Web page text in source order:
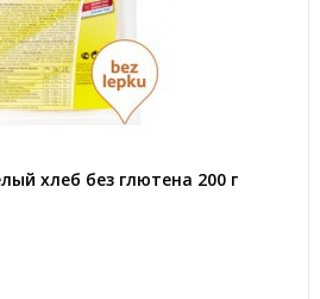
хлеб без глютена 200 г